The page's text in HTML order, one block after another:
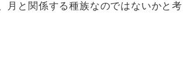
月と関係する種族なのではないかと考